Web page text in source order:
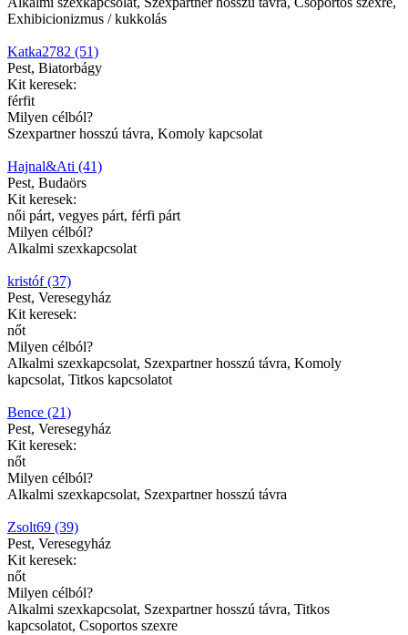
Exhibicionizmus / kukkolás
Katka2782 (51)
Pest, Biatorbágy
Kit keresek:
férfit
Milyen célból?
Szexpartner hosszú távra, Komoly kapcsolat
Hajnal&Ati (41)
Pest, Budaörs
Kit keresek:
női párt, vegyes párt, férfi párt
Milyen célból?
Alkalmi szexkapcsolat
kristóf (37)
Pest, Veresegyház
Kit keresek:
nőt
Milyen célból?
Alkalmi szexkapcsolat, Szexpartner hosszú távra, Komoly
kapcsolat, Titkos kapcsolatot
Bence (21)
Pest, Veresegyház
Kit keresek:
nőt
Milyen célból?
Alkalmi szexkapcsolat, Szexpartner hosszú távra
Zsolt69 (39)
Pest, Veresegyház
Kit keresek:
nőt
Milyen célból?
Alkalmi szexkapcsolat, Szexpartner hosszú távra, Titkos
kapcsolatot, Csoportos szexre